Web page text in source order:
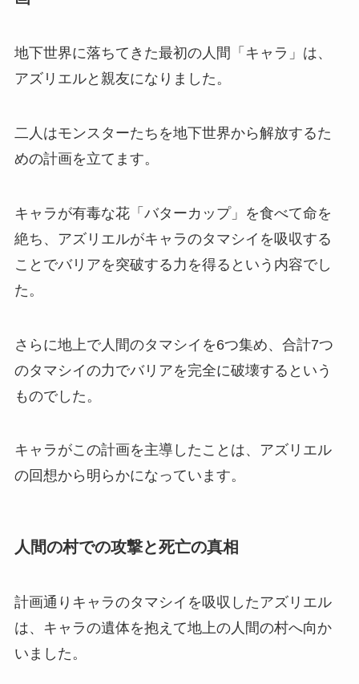
地下世界に落ちてきた最初の人間「キャラ」は、
アズリエルと親友になりました。
二人はモンスターたちを地下世界から解放するた
めの計画を立てます。
キャラが有毒な花「バターカップ」を食べて命を
絶ち、アズリエルがキャラのタマシイを吸収する
ことでバリアを突破する力を得るという内容でし
た。
さらに地上で人間のタマシイを6つ集め、合計7つ
のタマシイの力でバリアを完全に破壊するという
ものでした。
キャラがこの計画を主導したことは、アズリエル
の回想から明らかになっています。
人間の村での攻撃と死亡の真相
計画通りキャラのタマシイを吸収したアズリエル
は、キャラの遺体を抱えて地上の人間の村へ向か
いました。